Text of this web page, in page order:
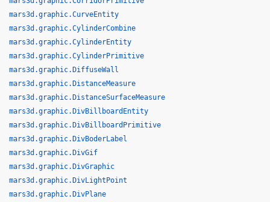
mars3d.graphic.CurveEntity
mars3d.graphic.CylinderCombine
mars3d.graphic.CylinderEntity
mars3d.graphic.CylinderPrimitive
mars3d.graphic.DiffuseWall
mars3d.graphic.DistanceMeasure
mars3d.graphic.DistanceSurfaceMeasure
mars3d.graphic.DivBillboardEntity
mars3d.graphic.DivBillboardPrimitive
mars3d.graphic.DivBoderLabel
mars3d.graphic.DivGif
mars3d.graphic.DivGraphic
mars3d.graphic.DivLightPoint
mars3d.graphic.DivPlane